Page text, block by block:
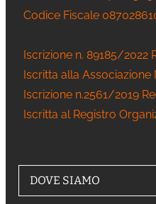
Codice Fiscale
Iscrizione n. 89185/2022
Iscritta alla Associazione
Iscrizione n.2561/2019
Iscritta al Registro
DOVE SIAMO